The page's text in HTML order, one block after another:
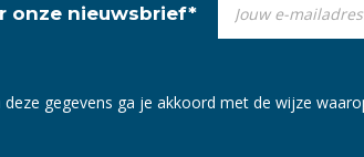
onze nieuwsbrief*
gegevens ga je akkoord met de wijze